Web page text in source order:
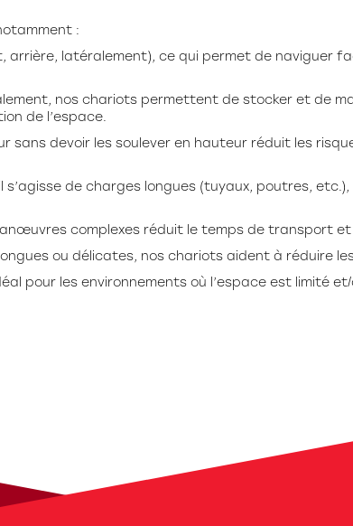
:
arrière, latéralement), ce qui permet de naviguer
nos chariots permettent de stocker et de
de l’espace.
sans devoir les soulever en hauteur réduit les
s’agisse de charges longues (tuyaux, poutres,
complexes réduit le temps de transport
ou délicates, nos chariots aident à réduire
pour les environnements où l’espace est limité